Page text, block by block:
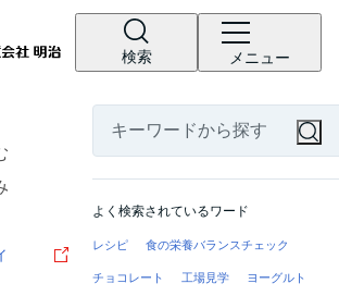
検索 メニュー
よく検索されているワード
レシピ 食の栄養バランスチェック
チョコレート 工場見学 ヨーグルト